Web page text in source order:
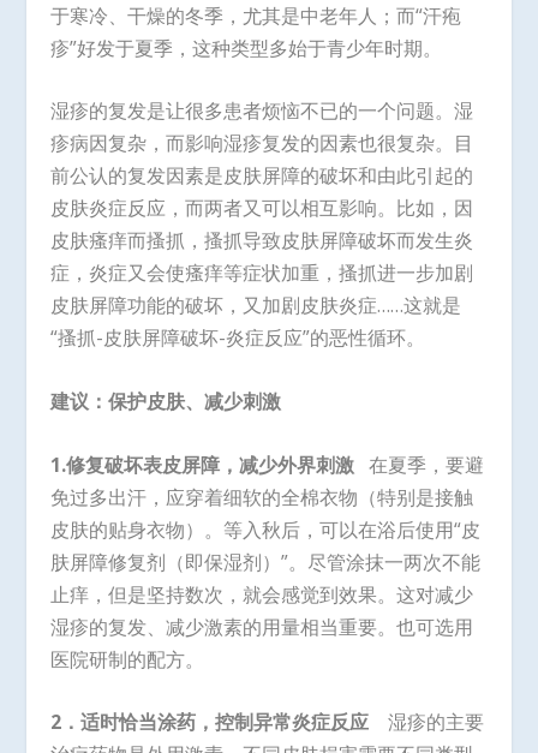
于寒冷、干燥的冬季，尤其是中老年人；而“汗疱
疹”好发于夏季，这种类型多始于青少年时期。
湿疹的复发是让很多患者烦恼不已的一个问题。湿
疹病因复杂，而影响湿疹复发的因素也很复杂。目
前公认的复发因素是皮肤屏障的破坏和由此引起的
皮肤炎症反应，而两者又可以相互影响。比如，因
皮肤瘙痒而搔抓，搔抓导致皮肤屏障破坏而发生炎
症，炎症又会使瘙痒等症状加重，搔抓进一步加剧
皮肤屏障功能的破坏，又加剧皮肤炎症……这就是
“搔抓-皮肤屏障破坏-炎症反应”的恶性循环。
建议：保护皮肤、减少刺激
1.修复破坏表皮屏障，减少外界刺激 在夏季，要避
免过多出汗，应穿着细软的全棉衣物（特别是接触
皮肤的贴身衣物）。等入秋后，可以在浴后使用“皮
肤屏障修复剂（即保湿剂）”。尽管涂抹一两次不能
止痒，但是坚持数次，就会感觉到效果。这对减少
湿疹的复发、减少激素的用量相当重要。也可选用
医院研制的配方。
2 ．适时恰当涂药，控制异常炎症反应
湿疹的主要